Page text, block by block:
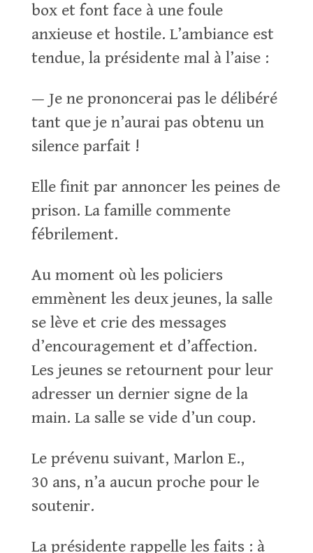
box et font face à une foule
anxieuse et hostile. L’ambiance est
tendue, la présidente mal à l’aise :
— Je ne prononcerai pas le délibéré
tant que je n’aurai pas obtenu un
silence parfait !
Elle finit par annoncer les peines de
prison. La famille commente
fébrilement.
Au moment où les policiers
emmènent les deux jeunes, la salle
se lève et crie des messages
d’encouragement et d’affection.
Les jeunes se retournent pour leur
adresser un dernier signe de la
main. La salle se vide d’un coup.
Le prévenu suivant, Marlon E.,
30 ans, n’a aucun proche pour le
soutenir.
La présidente rappelle les faits : à